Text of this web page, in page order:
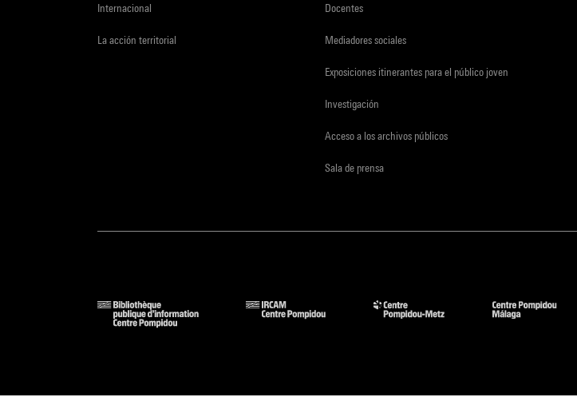
Internacional
La acción territorial
Docentes
Mediadores sociales
Exposiciones itinerantes para el público joven
Investigación
Acceso a los archivos públicos
Sala de prensa